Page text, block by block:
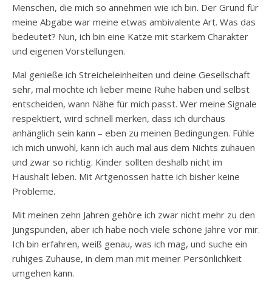
Menschen, die mich so annehmen wie ich bin. Der Grund für
meine Abgabe war meine etwas ambivalente Art. Was das
bedeutet? Nun, ich bin eine Katze mit starkem Charakter
und eigenen Vorstellungen.
Mal genieße ich Streicheleinheiten und deine Gesellschaft
sehr, mal möchte ich lieber meine Ruhe haben und selbst
entscheiden, wann Nähe für mich passt. Wer meine Signale
respektiert, wird schnell merken, dass ich durchaus
anhänglich sein kann – eben zu meinen Bedingungen. Fühle
ich mich unwohl, kann ich auch mal aus dem Nichts zuhauen
und zwar so richtig. Kinder sollten deshalb nicht im
Haushalt leben. Mit Artgenossen hatte ich bisher keine
Probleme.
Mit meinen zehn Jahren gehöre ich zwar nicht mehr zu den
Jungspunden, aber ich habe noch viele schöne Jahre vor mir.
Ich bin erfahren, weiß genau, was ich mag, und suche ein
ruhiges Zuhause, in dem man mit meiner Persönlichkeit
umgehen kann.